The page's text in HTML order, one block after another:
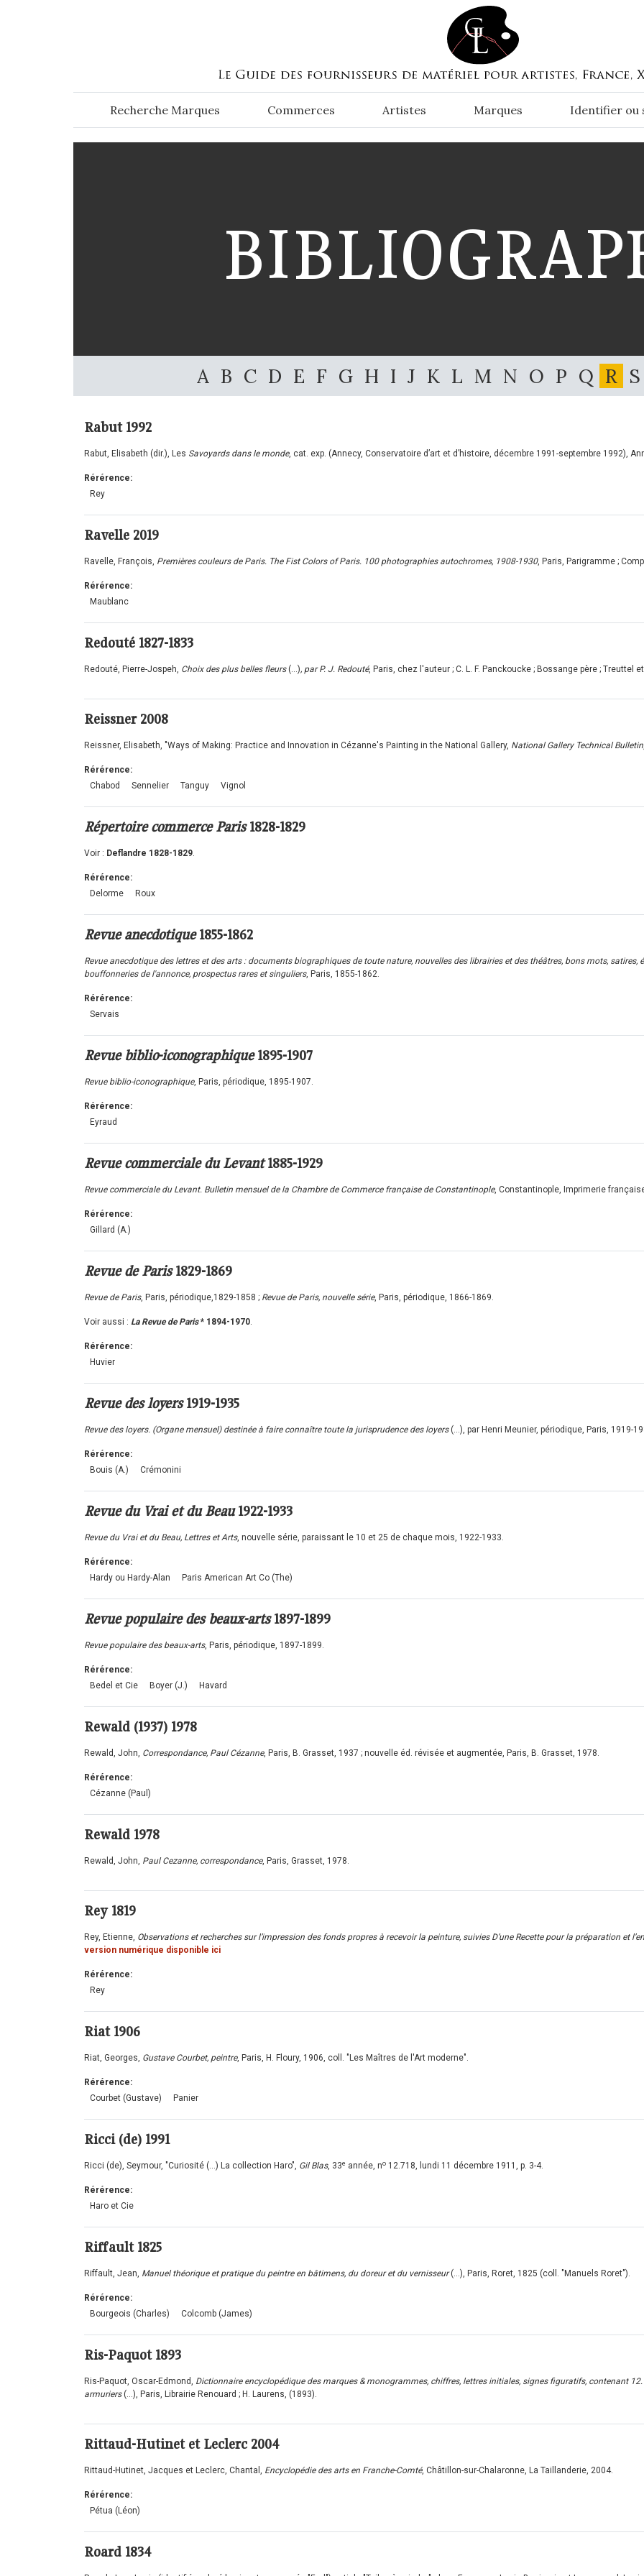
Recherche Marques Commerces Artistes Marques Identifier ou
A B C D E F G H I J K L M N O P Q R S
Rabut1992
Rabut, Elisabeth (dir.), Les Savoyards dans le monde, cat. exp. (Annecy, Conservatoire d’art et d’histoire, décembre 1991-septembre 1992),
Rérérence:
Rey
Ravelle 2019
Ravelle, François, Premières couleurs de Paris. The Fist Colors of Paris. 100 photographies autochromes, 1908-1930, Paris, Parigramme ;
Rérérence:
Maublanc
Redouté 1827-1833
Redouté, Pierre-Jospeh, Choix des plus belles fleurs(...), par P. J. Redouté, Paris, chez l'auteur ; C. L. F. Panckoucke ; Bossange père ; Treuttel
Reissner2008
Reissner, Elisabeth, "Ways of Making: Practice and Innovation in Cézanne's Painting in the National Gallery, National Gallery Technical Bulletin
Rérérence:
Chabod
Sennelier Tanguy Vignol
Répertoire commerce Paris1828-1829
Voir : Deflandre 1828-1829.
Rérérence:
Delorme
Roux
Revue anecdotique1855-1862
Revue anecdotique des lettres et des arts : documents biographiques de toute nature, nouvelles des librairies et des théâtres, bons mots,
bouffonneries de l'annonce, prospectus rares et singuliers, Paris, 1855-1862.
Rérérence:
Servais
Revue biblio-iconographique1895-1907
Revue biblio-iconographique, Paris, périodique, 1895-1907.
Rérérence:
Eyraud
Revue commerciale du Levant1885-1929
Revue commerciale du Levant. Bulletin mensuel de la Chambre de Commerce française de Constantinople, Constantinople, Imprimerie
Rérérence:
Gillard (A.)
Revue de Paris1829-1869
Revue de Paris, Paris, périodique,1829-1858 ; Revue de Paris, nouvelle série, Paris, périodique, 1866-1869.
Voir aussi : La Revue de Paris* 1894-1970.
Rérérence:
Huvier
Revue des loyers1919-1935
Revue des loyers. (Organe mensuel) destinée à faire connaître toute la jurisprudence des loyers(...), par Henri Meunier, périodique, Paris, 1919-
Rérérence:
Bouis (A.)
Crémonini
Revue du Vrai et du Beau1922-1933
Revue du Vrai et du Beau, Lettres et Arts, nouvelle série, paraissant le 10 et 25 de chaque mois, 1922-1933.
Rérérence:
Hardy ou Hardy-Alan
Paris American Art Co (The)
Revue populaire des beaux-arts1897-1899
Revue populaire des beaux-arts, Paris, périodique, 1897-1899.
Rérérence:
Bedel et Cie
Boyer (J.) Havard
Rewald (1937) 1978
Rewald, John, Correspondance, Paul Cézanne, Paris, B. Grasset, 1937 ; nouvelle éd. révisée et augmentée, Paris, B. Grasset, 1978.
Rérérence:
Cézanne (Paul)
Rewald 1978
Rewald, John, Paul Cezanne, correspondance, Paris, Grasset, 1978.
Rey1819
Rey, Etienne, Observations et recherches sur l’impression des fonds propres à recevoir la peinture, suivies D’une Recette pour la préparation et
version numérique disponible ici
Rérérence:
Rey
Riat1906
Riat, Georges, Gustave Courbet, peintre, Paris, H. Floury, 1906, coll. "Les Maîtres de l'Art moderne".
Rérérence:
Courbet (Gustave)
Panier
Ricci (de) 1991
Ricci (de), Seymour, "Curiosité (...) La collection Haro", Gil Blas, 33e année, no 12.718, lundi 11 décembre 1911, p. 3-4.
Rérérence:
Haro et Cie
Riffault1825
Riffault, Jean, Manuel théorique et pratique du peintre en bâtimens, du doreur et du vernisseur(...), Paris, Roret, 1825 (coll. "Manuels Roret").
Rérérence:
Bourgeois (Charles)
Colcomb (James)
Ris-Paquot1893
Ris-Paquot, Oscar-Edmond, Dictionnaire encyclopédique des marques & monogrammes, chiffres, lettres initiales, signes figuratifs, contenant
armuriers(...), Paris, Librairie Renouard ; H. Laurens, (1893).
Rittaud-Hutinet et Leclerc 2004
Rittaud-Hutinet, Jacques et Leclerc, Chantal, Encyclopédie des arts en Franche-Comté, Châtillon-sur-Chalaronne, La Taillanderie, 2004.
Rérérence:
Pétua (Léon)
Roard 1834